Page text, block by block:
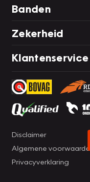
Banden
Zekerheid
Klantenservice
Disclaimer
Algemene voorwaarden
Privacyverklaring